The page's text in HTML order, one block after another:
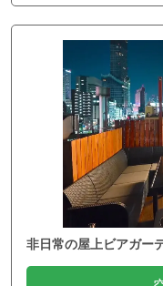
非日常の屋上ビアガー